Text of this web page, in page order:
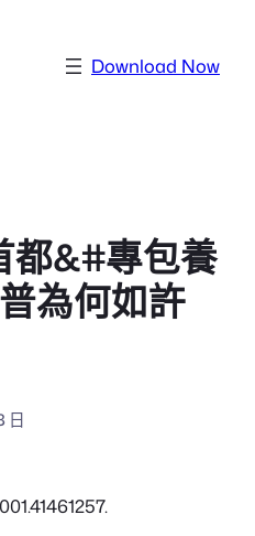
Download Now
都&#專包養
為何如許
日